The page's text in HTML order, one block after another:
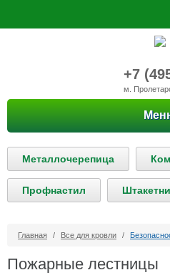
+7
м.
Металлочерепица
Профнастил
Главная / Все для кровли /
Пожарные лестницы